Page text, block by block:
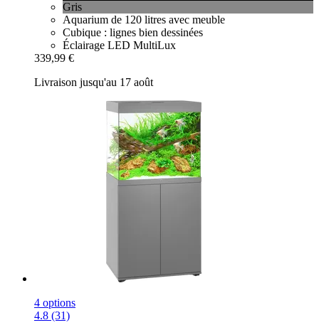
Gris
Aquarium de 120 litres avec meuble
Cubique : lignes bien dessinées
Éclairage LED MultiLux
339,99 €
Livraison jusqu'au 17 août
4 options
4.8 (31)